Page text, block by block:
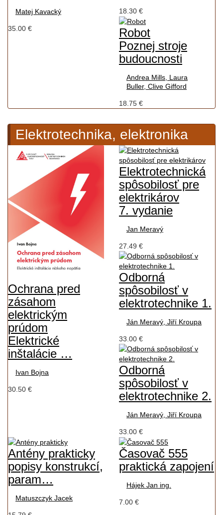
Matej Kavacký
35.00 €
18.30 €
Robot
Poznej stroje
budoucnosti
Andrea Mills, Laura
Buller, Clive Gifford
18.75 €
Elektrotechnika, elektronika
Ochrana pred
zásahom
elektrickým
prúdom
Elektrické
inštalácie …
Ivan Bojna
30.50 €
Elektrotechnická
spôsobilosť pre
elektrikárov
7. vydanie
Jan Meravý
27.49 €
Odborná
spôsobilosť v
elektrotechnike 1.
Ján Meravý, Jiří Kroupa
33.00 €
Odborná
spôsobilosť v
elektrotechnike 2.
Ján Meravý, Jiří Kroupa
33.00 €
Antény prakticky
popisy konstrukcí,
param…
Matuszczyk Jacek
Časovač 555
praktická zapojení
Hájek Jan ing.
7.00 €